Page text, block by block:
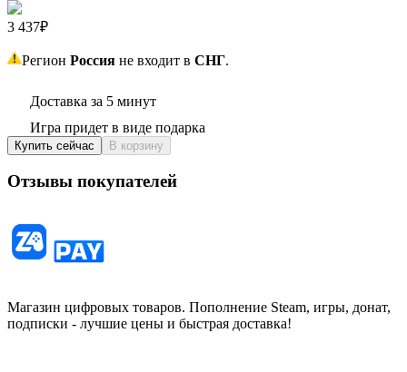
3 437₽
Регион Россия не входит в СНГ.
Доставка за 5 минут
Игра придет в виде подарка
Купить сейчас В корзину
Отзывы покупателей
Магазин цифровых товаров. Пополнение Steam, игры, донат,
подписки - лучшие цены и быстрая доставка!